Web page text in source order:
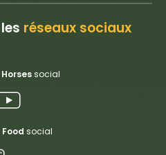
réseaux sociaux
social
Food social